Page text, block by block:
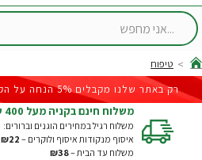
...אני
home
טיפוח
רק באתר שלנו מקבלים 5% הנחה על הקנייה הבאה |
משלוח חינם בקניה מעל 400 ש"ח | דרך איפוסט עד 5 ק"ג
משלוח רגיל במחירים הוגנים וברורים:
איסוף מנקודות איסוף ולוקרים – ₪22
משלוח עד הבית –₪38